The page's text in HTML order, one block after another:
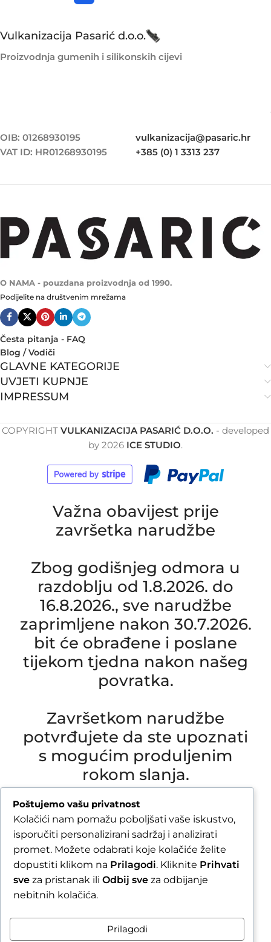
Vulkanizacija Pasarić d.o.o.
Proizvodnja gumenih i silikonskih cijevi
OIB: 01268930195
VAT ID: HR01268930195
vulkanizacija@pasaric.hr
+385 (0) 1 3313 237
O NAMA - pouzdana proizvodnja od 1990.
Podijelite na društvenim mrežama
Česta pitanja - FAQ
Blog / Vodiči
GLAVNE KATEGORIJE
UVJETI KUPNJE
IMPRESSUM
COPYRIGHT VULKANIZACIJA PASARIĆ D.O.O. - developed
by 2026 ICE STUDIO.
Važna obavijest prije
završetka narudžbe
Zbog godišnjeg odmora u
razdoblju od 1.8.2026. do
16.8.2026., sve narudžbe
zaprimljene nakon 30.7.2026.
bit će obrađene i poslane
tijekom tjedna nakon našeg
povratka.
Završetkom narudžbe
potvrđujete da ste upoznati
s mogućim produljenim
rokom slanja.
Due to our annual holiday from 1 August 2026 to
16 August 2026, all orders received after 30 July
2026 will be processed and shipped during the
week following our return.
By completing your order, you confirm that you
are aware of the possible extended shipping
Zatvori obavijest / Close
Poštujemo vašu privatnost
Kolačići nam pomažu poboljšati vaše iskustvo,
isporučiti personalizirani sadržaj i analizirati
promet. Možete odabrati koje kolačiće želite
dopustiti klikom na Prilagodi. Kliknite Prihvati
sve za pristanak ili Odbij sve za odbijanje
nebitnih kolačića.
Prilagodi